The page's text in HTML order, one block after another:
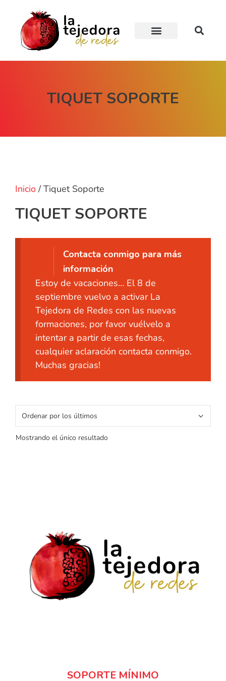
TIQUET SOPORTE
Inicio/ Tiquet Soporte
TIQUET SOPORTE
Contacta conmigo para más
información
Estoy de vacaciones… El 8 de
septiembre vuelvo a activar La
Tejedora de Redes con las nuevas
formaciones, por favor vuélvelo a
intentar a partir de esas fechas,
cualquier aclaración contacta conmigo.
Muchas gracias!
Mostrando el único resultado
SOPORTE MÍNIMO